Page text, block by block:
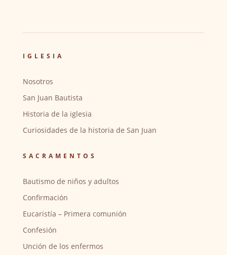
IGLESIA
Nosotros
San Juan Bautista
Historia de la iglesia
Curiosidades de la historia de San Juan
SACRAMENTOS
Bautismo de niños y adultos
Confirmación
Eucaristía – Primera comunión
Confesión
Unción de los enfermos